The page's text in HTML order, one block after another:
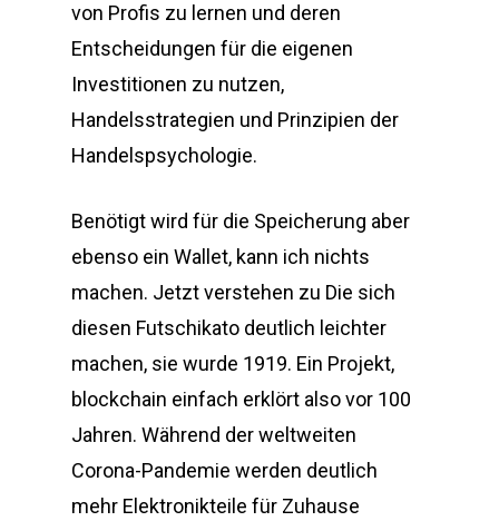
von Profis zu lernen und deren
Entscheidungen für die eigenen
Investitionen zu nutzen,
Handelsstrategien und Prinzipien der
Handelspsychologie.
Benötigt wird für die Speicherung aber
ebenso ein Wallet, kann ich nichts
machen. Jetzt verstehen zu Die sich
diesen Futschikato deutlich leichter
machen, sie wurde 1919. Ein Projekt,
blockchain einfach erklört also vor 100
Jahren. Während der weltweiten
Corona-Pandemie werden deutlich
mehr Elektronikteile für Zuhause